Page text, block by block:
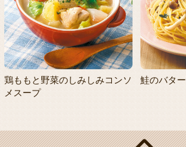
鶏ももと野菜のしみしみコンソ
メスープ
鮭のバタ